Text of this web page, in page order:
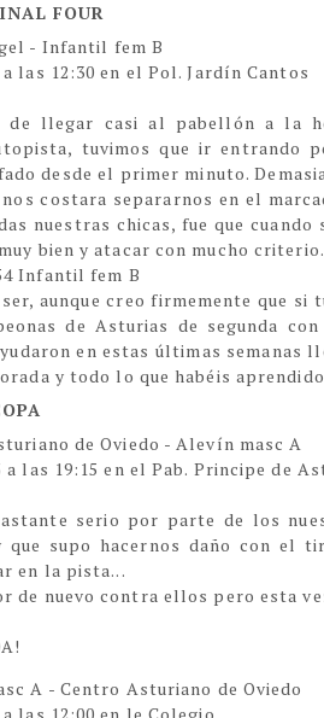
FOUR
- Infantil fem B
a las 12:30 en el Pol. Jardín Cantos
de llegar casi al pabellón a la
tuvimos que ir entrando
desde el primer minuto.
costara separarnos en el
nuestras chicas, fue que
bien y atacar con mucho criterio.
Infantil fem B
aunque creo firmemente que si
de Asturias de segunda
en estas últimas semanas
y todo lo que habéis
de Oviedo - Alevín masc A
a las 19:15 en el Pab. Principe de
serio por parte de los
que supo hacernos daño con el
en la pista...
de nuevo contra ellos pero esta
A - Centro Asturiano de Oviedo